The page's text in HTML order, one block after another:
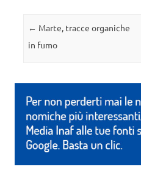
Navigazione articolo
← Marte, tracce organiche
in fumo